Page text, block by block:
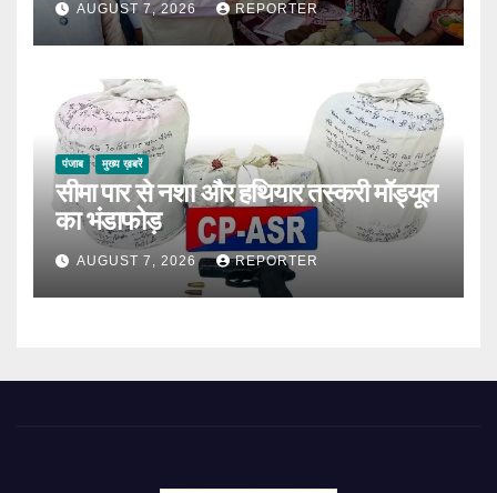
AUGUST 7, 2026 REPORTER
पंजाब मुख्य ख़बरें
सीमा पार से नशा और हथियार तस्करी मॉड्यूल
का भंडाफोड़
AUGUST 7, 2026 REPORTER